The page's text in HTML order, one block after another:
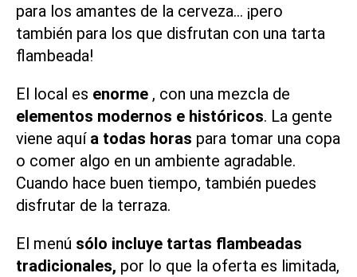
para los amantes de la cerveza… ¡pero
también para los que disfrutan con una tarta
flambeada!
El local es enorme , con una mezcla de
elementos modernos e históricos. La gente
viene aquí a todas horas para tomar una copa
o comer algo en un ambiente agradable.
Cuando hace buen tiempo, también puedes
disfrutar de la terraza.
El menú sólo incluye tartas flambeadas
tradicionales, por lo que la oferta es limitada,